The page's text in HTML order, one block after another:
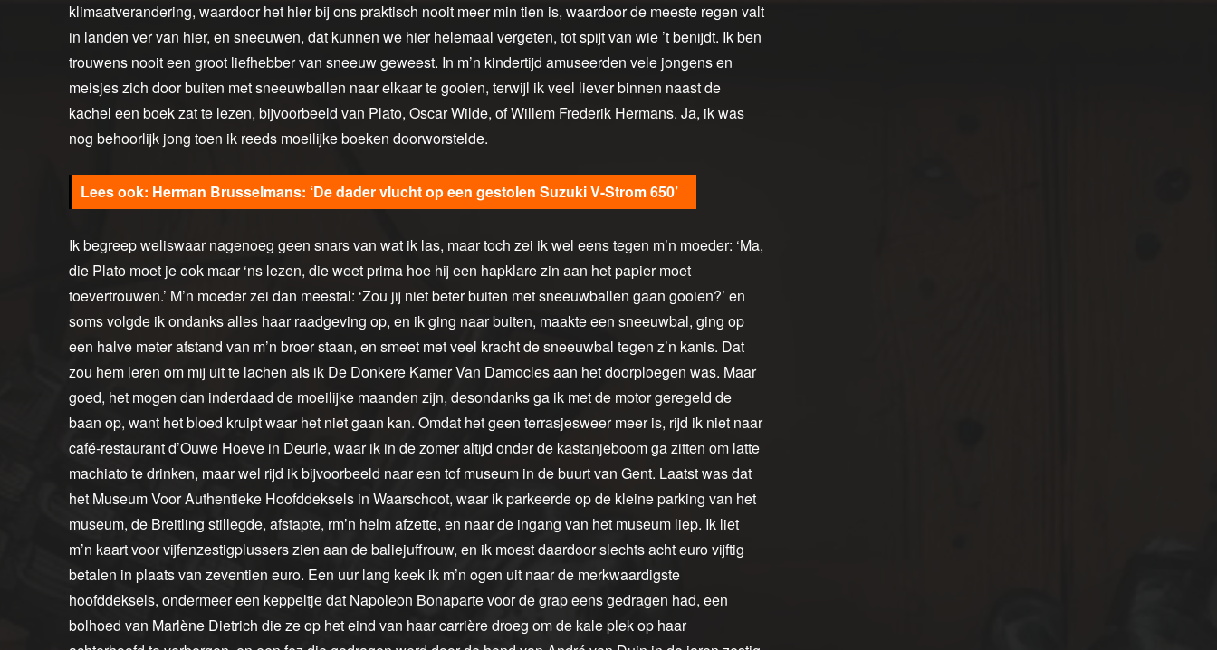
klimaatverandering, waardoor het hier bij ons praktisch nooit meer min tien is, waardoor de meeste regen valt
in landen ver van hier, en sneeuwen, dat kunnen we hier helemaal vergeten, tot spijt van wie ’t benijdt. Ik ben
trouwens nooit een groot liefhebber van sneeuw geweest. In m’n kindertijd amuseerden vele jongens en
meisjes zich door buiten met sneeuwballen naar elkaar te gooien, terwijl ik veel liever binnen naast de
kachel een boek zat te lezen, bijvoorbeeld van Plato, Oscar Wilde, of Willem Frederik Hermans. Ja, ik was
nog behoorlijk jong toen ik reeds moeilijke boeken doorworstelde.
Herman Brusselmans: ‘De dader vlucht op een gestolen Suzuki V-Strom 650’
Ik begreep weliswaar nagenoeg geen snars van wat ik las, maar toch zei ik wel eens tegen m’n moeder: ‘Ma,
die Plato moet je ook maar ‘ns lezen, die weet prima hoe hij een hapklare zin aan het papier moet
toevertrouwen.’ M’n moeder zei dan meestal: ‘Zou jij niet beter buiten met sneeuwballen gaan gooien?’ en
soms volgde ik ondanks alles haar raadgeving op, en ik ging naar buiten, maakte een sneeuwbal, ging op
een halve meter afstand van m’n broer staan, en smeet met veel kracht de sneeuwbal tegen z’n kanis. Dat
zou hem leren om mij uit te lachen als ik De Donkere Kamer Van Damocles aan het doorploegen was. Maar
goed, het mogen dan inderdaad de moeilijke maanden zijn, desondanks ga ik met de motor geregeld de
baan op, want het bloed kruipt waar het niet gaan kan. Omdat het geen terrasjesweer meer is, rijd ik niet naar
café-restaurant d’Ouwe Hoeve in Deurle, waar ik in de zomer altijd onder de kastanjeboom ga zitten om latte
machiato te drinken, maar wel rijd ik bijvoorbeeld naar een tof museum in de buurt van Gent. Laatst was dat
het Museum Voor Authentieke Hoofddeksels in Waarschoot, waar ik parkeerde op de kleine parking van het
museum, de Breitling stillegde, afstapte, rm’n helm afzette, en naar de ingang van het museum liep. Ik liet
m’n kaart voor vijfenzestigplussers zien aan de baliejuffrouw, en ik moest daardoor slechts acht euro vijftig
betalen in plaats van zeventien euro. Een uur lang keek ik m’n ogen uit naar de merkwaardigste
hoofddeksels, ondermeer een keppeltje dat Napoleon Bonaparte voor de grap eens gedragen had, een
bolhoed van Marlène Dietrich die ze op het eind van haar carrière droeg om de kale plek op haar